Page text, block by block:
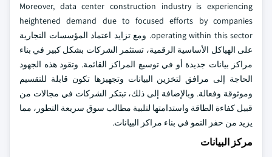
Moreover, data center construction industry is experiencing
heightened demand due to focused efforts by companies
operating within this sector. ومع تزايد اعتماد المؤسسات التجارية
على الهياكل الأساسية الرقمية، تستثمر الشركات بشكل كبير في بناء
مراكز بيانات جديدة أو في توسيع المراكز القائمة. وتقود هذه الجهود
الحاجة إلى مرافق لتخزين البيانات وتجهيزها تكون قابلة للتقسيم
وموثوقة وفعالة. وبالإضافة إلى ذلك، تبتكر الشركات في مجالات من
قبيل كفاءة الطاقة واستدامتها لتلبية مطالب سوق سريعة التطور، مما
يزيد من حفز النمو في بناء مراكز البيانات.
مركز البيانات